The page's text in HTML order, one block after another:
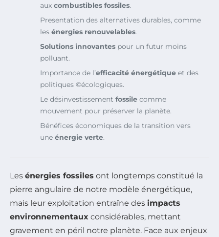
aux combustibles fossiles.
Presentation des alternatives durables, comme
les énergies renouvelables.
Solutions innovantes pour un futur moins
polluant.
Importance de l’efficacité énergétique et des
politiques ©écologiques.
Le désinvestissement fossile comme
mouvement pour préserver la planète.
Bénéfices économiques de la transition vers
une énergie verte.
Les énergies fossiles ont longtemps constitué la
pierre angulaire de notre modèle énergétique,
mais leur exploitation entraîne des impacts
environnementaux considérables, mettant
gravement en péril notre planète. Face aux enjeux